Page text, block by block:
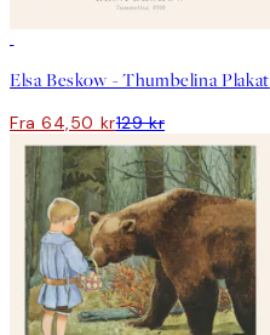
Elsa Beskow - Thumbelina Plakat
Fra 64,50 kr129 kr